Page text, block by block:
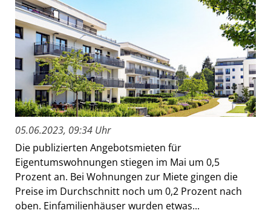
05.06.2023, 09:34 Uhr
Die publizierten Angebotsmieten für
Eigentumswohnungen stiegen im Mai um 0,5
Prozent an. Bei Wohnungen zur Miete gingen die
Preise im Durchschnitt noch um 0,2 Prozent nach
oben. Einfamilienhäuser wurden etwas...